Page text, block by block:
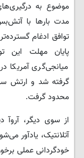
موضوع به
مدت بارها با
پایان مهلت این
میانجی‌گری آمریکا
گرفته شد و ارتش
محدود گرفت.
از سوی دیگر، آروآ
خودگردانی عملی